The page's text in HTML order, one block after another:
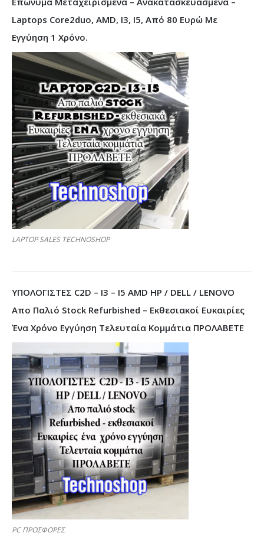
Laptops Core2duo, AMD, I3, I5, Από 80 Ευρώ Με
Εγγύηση 1 Χρόνο.
LAPTOP SALES TECHNOSHOP
ΥΠΟΛΟΓΙΣΤΕΣ C2D – I3 – I5 AMD HP / DELL / LENOVO
Απο Παλιό Stock Refurbished – Εκθεσιακοί Ευκαιρίες
Ένα Χρόνο Εγγύηση Τελευταία Κομμάτια ΠΡΟΛΑΒΕΤΕ
PC ΠΡΟΣΦΟΡΕΣ